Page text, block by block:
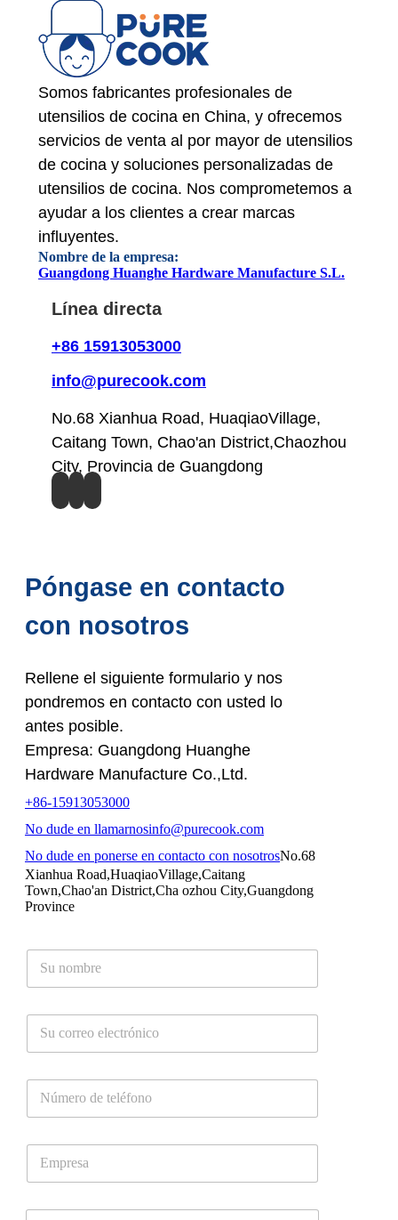
Somos fabricantes profesionales de
utensilios de cocina en China, y ofrecemos
servicios de venta al por mayor de utensilios
de cocina y soluciones personalizadas de
utensilios de cocina. Nos comprometemos a
ayudar a los clientes a crear marcas
influyentes.
Nombre de la empresa:
Guangdong Huanghe Hardware Manufacture S.L.
Línea directa
+86 15913053000
info@purecook.com
No.68 Xianhua Road, HuaqiaoVillage,
Caitang Town, Chao'an District,Chaozhou
City, Provincia de Guangdong
Póngase en contacto
con nosotros
Rellene el siguiente formulario y nos
pondremos en contacto con usted lo
antes posible.
Empresa: Guangdong Huanghe
Hardware Manufacture Co.,Ltd.
+86-15913053000
No dude en llamarnosinfo@purecook.com
No dude en ponerse en contacto con nosotrosNo.68
Xianhua Road,HuaqiaoVillage,Caitang
Town,Chao'an District,Cha ozhou City,Guangdong
Province